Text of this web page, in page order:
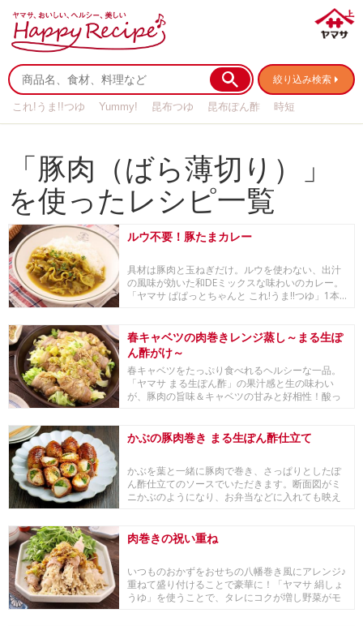
絞り込み検索
これ!うま!!つゆ Yummy! 昆布つゆ 昆布ぽん酢
時短
「豚肉（ばら薄切り）」
を使ったレシピ一覧
ルウ不要！豚たまカレー
具材は豚肉と玉ねぎだけ。ルウを使わない、出汁
の風味が効いた和DEミックスな味わいのカレー。
「ヤマサ ぱぱっとちゃんと これ!うま!!つゆ」1本...
春キャベツの肉巻きレンジ蒸し～まる生ぽ
ん酢がけ～
春キャベツをたっぷり食べれるヘルシーな一品。
「ヤマサ まる生ぽん酢」の果汁感と生の味わい
が、豚肉の旨味＆キャベツの甘みと好相性！酸っ
かぶの豚肉巻き まる生ぽん酢仕立て
かぶを葉と一緒に豚肉で巻き、さっぱりとしたぽ
ん酢仕立てのソースでいただきます。断面図がミ
ニかぶのようになり、お弁当などに入れても映え
肉巻きの祝い重ね
いつものおかずをおせちの八幡巻き風にアレンジ♪
重ねて盛り付けることで豪華に！「ヤマサ 絹しょ
うゆ」を使うことで、タレにコクが増し野菜がモ